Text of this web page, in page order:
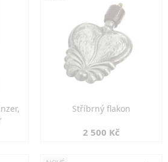
Stříbrný flakon
2 500 Kč